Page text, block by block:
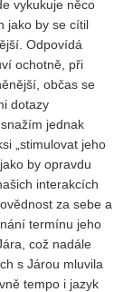
vykukuje něco
jako by se cítil
Odpovídá
ochotně, při
občas se
dotazy
jednak
„stimulovat jeho
by opravdu
interakcích
za sebe a
termínu jeho
což nadále
s Járou mluvila
tempo i jazyk